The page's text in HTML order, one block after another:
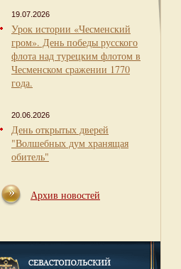
19.07.2026
Урок истории «Чесменский
гром». День победы русского
флота над турецким флотом в
Чесменском сражении 1770
года.
20.06.2026
День открытых дверей
"Волшебных дум хранящая
обитель"
Архив новостей